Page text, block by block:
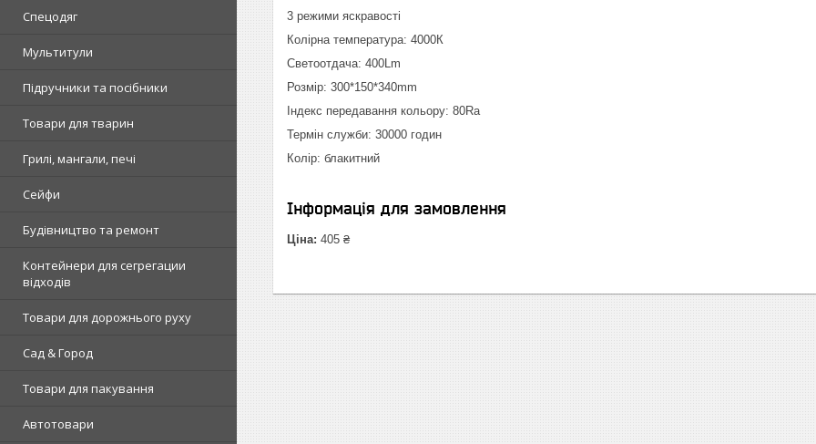
Спецодяг
Мультитули
Підручники та посібники
Товари для тварин
Грилі, мангали, печі
Сейфи
Будівництво та ремонт
Контейнери для сегрегации
відходів
Товари для дорожнього руху
Сад & Город
Товари для пакування
Автотовари
3 режими яскравості
Колірна температура: 4000К
Светоотдача: 400Lm
Розмір: 300*150*340mm
Індекс передавання кольору: 80Ra
Термін служби: 30000 годин
Колір: блакитний
Інформація для замовлення
Ціна: 405 ₴